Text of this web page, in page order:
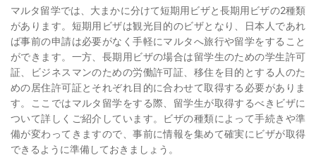
マルタ留学では、大まかに分けて短期用ビザと長期用ビザの2種類
があります。短期用ビザは観光目的のビザとなり、日本人であれ
ば事前の申請は必要がなく手軽にマルタへ旅行や留学をすること
ができます。一方、長期用ビザの場合は留学生のための学生許可
証、ビジネスマンのための労働許可証、移住を目的とする人のた
めの居住許可証とそれぞれ目的に合わせて取得する必要がありま
す。ここではマルタ留学をする際、留学生が取得するべきビザに
ついて詳しくご紹介しています。ビザの種類によって手続きや準
備が変わってきますので、事前に情報を集めて確実にビザが取得
できるように準備しておきましょう。